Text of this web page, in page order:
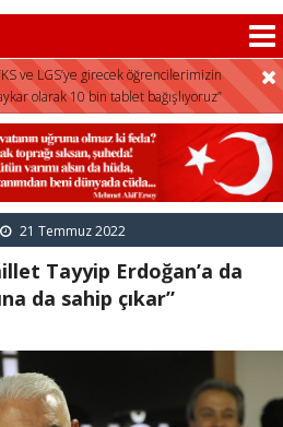
ve LGS’ye girecek öğrencilerimizin
olarak 10 bin tablet bağışlıyoruz”
21 Temmuz 2022
Tayyip Erdoğan’a da
da sahip çıkar”